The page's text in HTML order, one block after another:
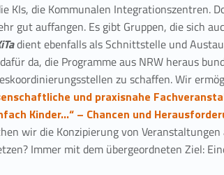
KIs, die Kommunalen
gut auffangen. Es gibt Gruppen, die sich
dient ebenfalls als Schnittstelle und
da, die Programme aus NRW heraus
zu schaffen. Wir
und praxisnahe
Kinder…“ – Chancen und
wir die Konzipierung von
Immer mit dem übergeordneten Ziel: